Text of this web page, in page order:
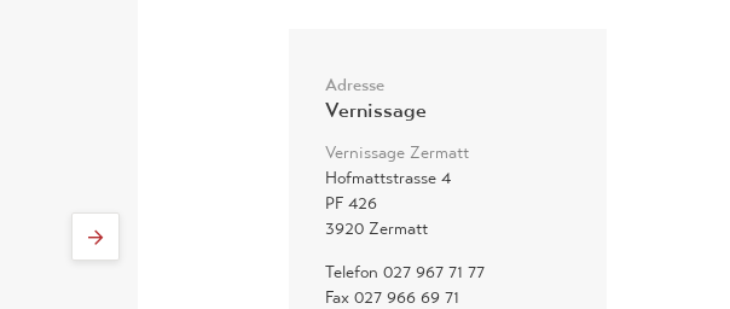
Adresse
Vernissage
Vernissage Zermatt
Hofmattstrasse 4
PF 426
3920 Zermatt
Telefon 027 967 71 77
Fax 027 966 69 71